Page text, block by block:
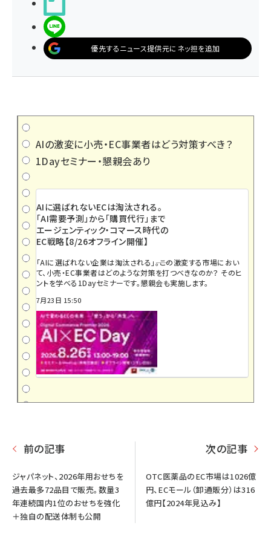
優先するニュース提供元にネッ担を追加
AIの激変に小売・EC事業者はどう対策すべき？
1Dayセミナー・懇親会あり
AIに選ばれないECは淘汰される。
「AI需要予測」から「購買代行」まで
エージェンティック・コマース時代の
EC戦略【8/26オフライン開催】
「AIに選ばれない企業は淘汰される」――。この激変する市場におい
て、小売・EC事業者はどのような対策を打つべきなのか？ そのヒ
ントを学べる1Dayセミナーです。懇親会も実施します。
7月23日 15:50
前の記事
ジャパネット、2026年用おせちを
過去最多72品目で販売。数量3
年連続国内1位のおせちを強化
＋独自の配送体制も公開
次の記事
OTC医薬品のEC市場は1026億
円、ECモール（卸通販分）は316
億円【2024年見込み】